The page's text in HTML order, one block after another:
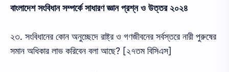
বাংলাদেশ সংবিধান সম্পর্কে সাধারণ জ্ঞান প্রশ্ন ও উত্তর ২০২৪
২৩. সংবিধানের কোন অনুচ্ছেদে রাষ্ট্র ও গণজীবনের সর্বস্তরে নারী পুরুষের
সমান অধিকার লাভ করিবেন বলা আছে? [২৭তম বিসিএস]